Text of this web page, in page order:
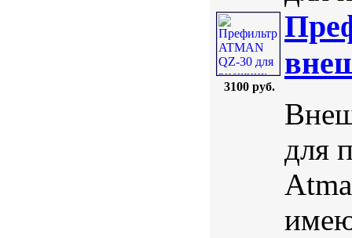
3100 руб.
для